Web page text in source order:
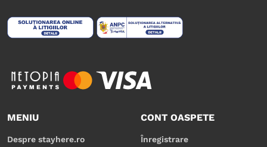
MENIU
Despre stayhere.ro
CONT OASPETE
Înregistrare